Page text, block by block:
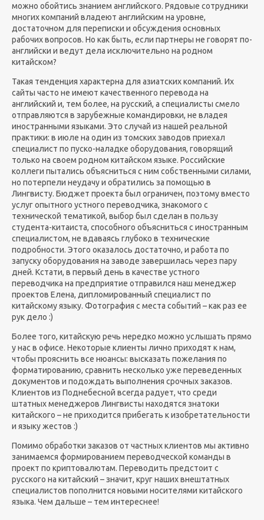
можно обойтись знанием английского. Рядовые сотрудники
многих компаний владеют английским на уровне,
достаточном для переписки и обсуждения основных
рабочих вопросов. Но как быть, если партнеры не говорят по-
английски и ведут дела исключительно на родном
китайском?
Такая тенденция характерна для азиатских компаний. Их
сайты часто не имеют качественного перевода на
английский и, тем более, на русский, а специалисты смело
отправляются в зарубежные командировки, не владея
иностранными языками. Это случай из нашей реальной
практики: в июле на один из томских заводов приехал
специалист по пуско-наладке оборудования, говорящий
только на своем родном китайском языке. Российские
коллеги пытались объясниться с ним собственными силами,
но потерпели неудачу и обратились за помощью в
Лингвисту. Бюджет проекта был ограничен, поэтому вместо
услуг опытного устного переводчика, знакомого с
технической тематикой, выбор был сделан в пользу
студента-китаиста, способного объясниться с иностранным
специалистом, не вдаваясь глубоко в технические
подробности. Этого оказалось достаточно, и работа по
запуску оборудования на заводе завершилась через пару
дней. Кстати, в первый день в качестве устного
переводчика на предприятие отправился наш менеджер
проектов Елена, дипломированный специалист по
китайскому языку. Фотография с места событий – как раз ее
рук дело :)
Более того, китайскую речь нередко можно услышать прямо
у нас в офисе. Некоторые клиенты лично приходят к нам,
чтобы прояснить все нюансы: высказать пожелания по
форматированию, сравнить несколько уже переведенных
документов и подождать выполнения срочных заказов.
Клиентов из Поднебесной всегда радует, что среди
штатных менеджеров Лингвисты находятся знатоки
китайского – не приходится прибегать к изобретательности
и языку жестов :)
Помимо обработки заказов от частных клиентов мы активно
занимаемся формированием переводческой команды в
проект по криптовалютам. Переводить предстоит с
русского на китайский – значит, круг наших внештатных
специалистов пополнится новыми носителями китайского
языка. Чем дальше – тем интереснее!